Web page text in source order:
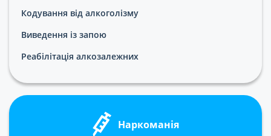
Кодування від алкоголізму
Виведення із запою
Реабілітація алкозалежних
Наркоманія